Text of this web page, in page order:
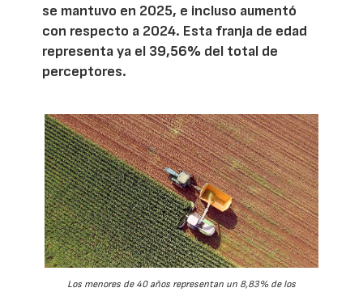
se mantuvo en 2025, e incluso aumentó
con respecto a 2024. Esta franja de edad
representa ya el 39,56% del total de
perceptores.
Los menores de 40 años representan un 8,83% de los